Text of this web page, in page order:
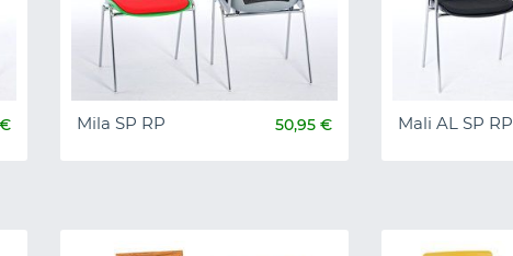
Mila SP RP 50,95 € Mali AL SP RP